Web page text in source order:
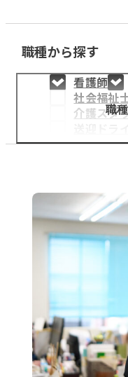
採用情報
医療・介護
募集職種
お知らせ
職種から探す
看護師
社会福祉
介護スタ
職